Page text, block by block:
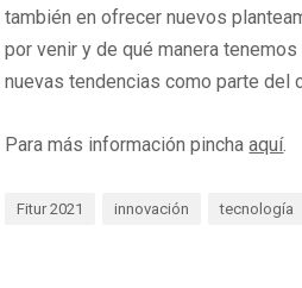
también en ofrecer nuevos
por venir y de qué manera
nuevas tendencias como parte del
Para más información pinchaaquí.
Fitur 2021 innovación tecnología